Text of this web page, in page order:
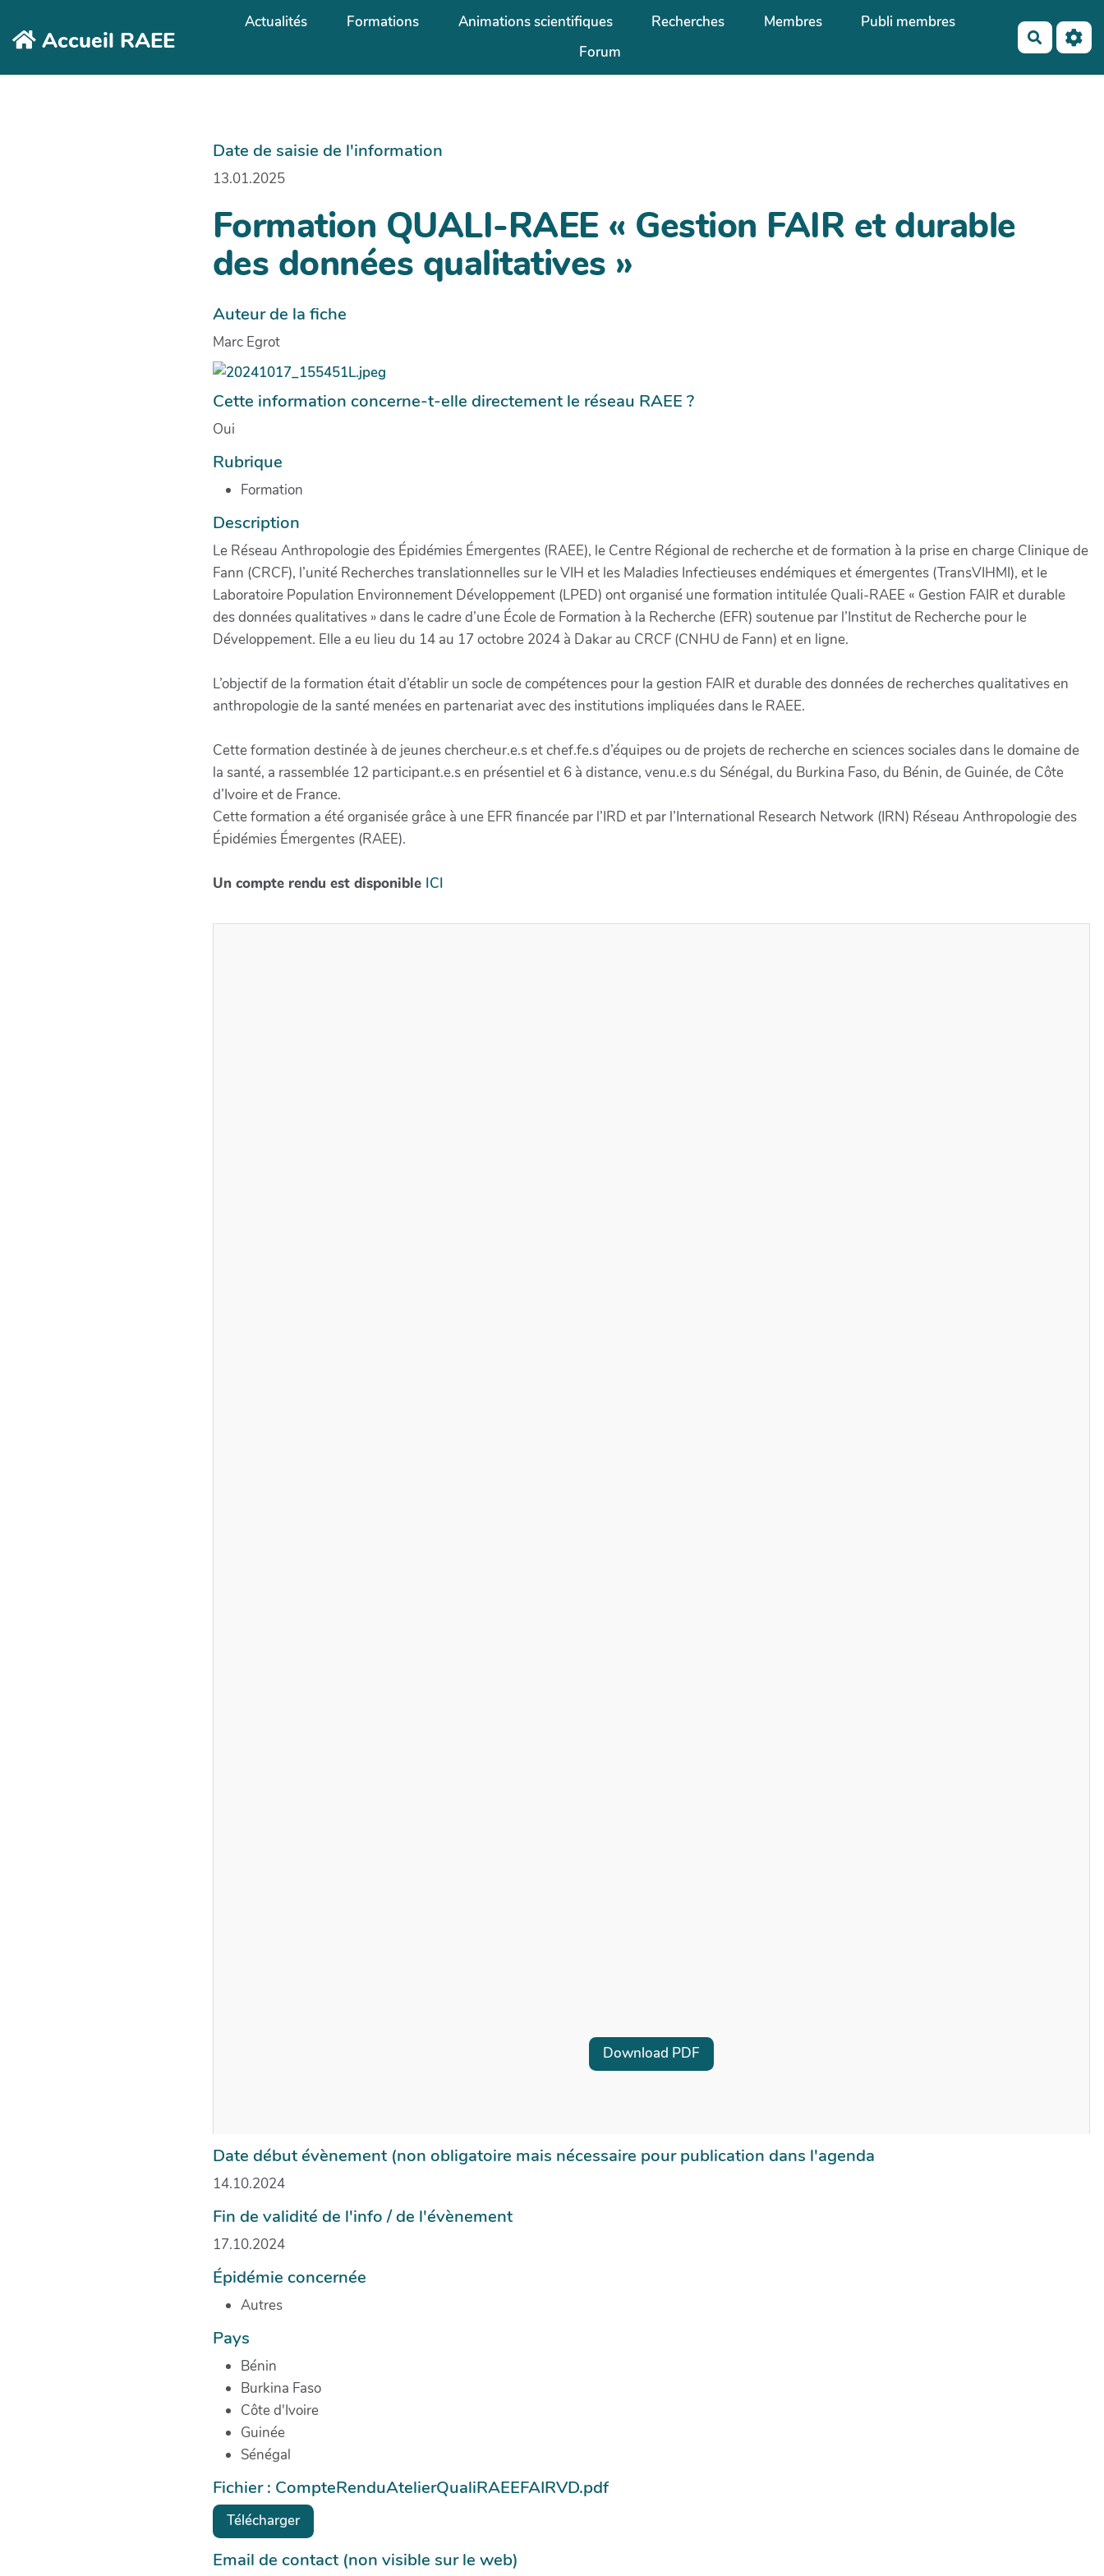
Accueil RAEE
Actualités Formations Animations scientifiques Recherches Membres
Publi membres
Forum
Date de saisie de l'information
13.01.2025
Formation QUALI-RAEE « Gestion FAIR et durable
des données qualitatives »
Auteur de la fiche
Marc Egrot
Cette information concerne-t-elle directement le réseau RAEE ?
Oui
Rubrique
Formation
Description
Le Réseau Anthropologie des Épidémies Émergentes (RAEE), le Centre Régional de recherche et de formation à la prise en charge Clinique de
Fann (CRCF), l’unité Recherches translationnelles sur le VIH et les Maladies Infectieuses endémiques et émergentes (TransVIHMI), et le
Laboratoire Population Environnement Développement (LPED) ont organisé une formation intitulée Quali-RAEE « Gestion FAIR et durable
des données qualitatives » dans le cadre d’une École de Formation à la Recherche (EFR) soutenue par l’Institut de Recherche pour le
Développement. Elle a eu lieu du 14 au 17 octobre 2024 à Dakar au CRCF (CNHU de Fann) et en ligne.
L’objectif de la formation était d’établir un socle de compétences pour la gestion FAIR et durable des données de recherches qualitatives en
anthropologie de la santé menées en partenariat avec des institutions impliquées dans le RAEE.
Cette formation destinée à de jeunes chercheur.e.s et chef.fe.s d’équipes ou de projets de recherche en sciences sociales dans le domaine de
la santé, a rassemblée 12 participant.e.s en présentiel et 6 à distance, venu.e.s du Sénégal, du Burkina Faso, du Bénin, de Guinée, de Côte
d’Ivoire et de France.
Cette formation a été organisée grâce à une EFR financée par l’IRD et par l’International Research Network (IRN) Réseau Anthropologie des
Épidémies Émergentes (RAEE).
Un compte rendu est disponible ICI
Download PDF
Date début évènement (non obligatoire mais nécessaire pour publication dans l'agenda
14.10.2024
Fin de validité de l'info / de l'évènement
17.10.2024
Épidémie concernée
Autres
Pays
Bénin
Burkina Faso
Côte d'Ivoire
Guinée
Sénégal
Fichier : CompteRenduAtelierQualiRAEEFAIRVD.pdf
Télécharger
Email de contact (non visible sur le web)